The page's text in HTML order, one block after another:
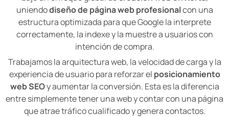
uniendodiseño de página web profesionalcon una
estructura optimizada para que Google la interprete
correctamente, la indexe y la muestre a usuarios con
intención de compra.
Trabajamos la arquitectura web, la velocidad de carga y la
experiencia de usuario para reforzar el posicionamiento
web SEOy aumentar la conversión. Esta es la diferencia
entre simplemente tener una web y contar con una página
que atrae tráfico cualificado y genera contactos.